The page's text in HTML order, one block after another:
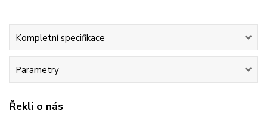
Kompletní specifikace
Parametry
Řekli o nás